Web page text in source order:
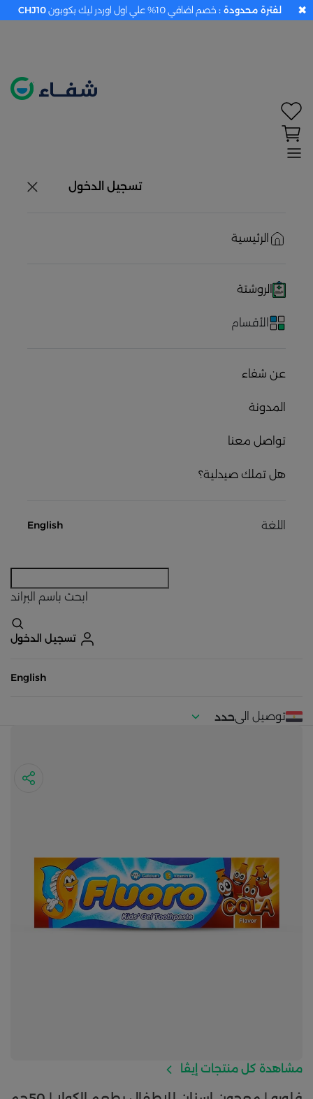
تسجيل الدخول
الرئيسية
الروشتة
الأقسام
عن شفاء
المدونة
تواصل معنا
هل تملك صيدلية؟
اللغة English
ابحث باسم البراند
تسجيل الدخول
English
توصيل الىحدد
مشاهدة كل منتجات إيڤا
لفترة محدودة : خصم اضافي 10% علي اول اوردر ليك بكوبون CHJ10 ✖